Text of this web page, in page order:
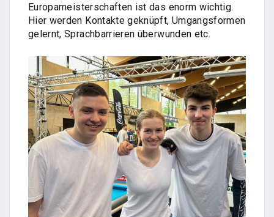
Europameisterschaften ist das enorm wichtig.
Hier werden Kontakte geknüpft, Umgangsformen
gelernt, Sprachbarrieren überwunden etc.